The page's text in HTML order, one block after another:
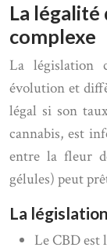
La légalité
complexe
La législation
évolution et
légal si son
cannabis, est
entre la fleur
gélules) peut
La
Le CBD est